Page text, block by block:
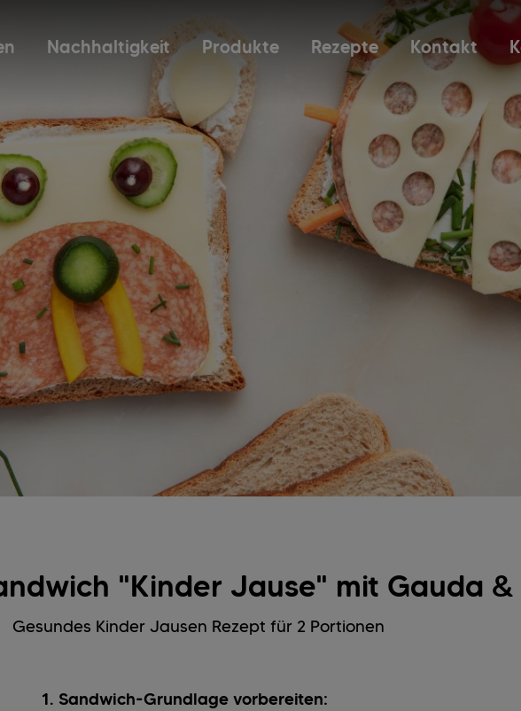
Nachhaltigkeit Produkte Rezepte Kontakt
"Kinder Jause" mit Gauda &
Gesundes Kinder Jausen Rezept für 2 Portionen
1. Sandwich-Grundlage vorbereiten: